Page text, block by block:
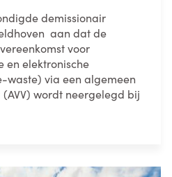
demissionair
aan dat de
voor
en elektronische
waste) via een algemeen
wordt neergelegd bij